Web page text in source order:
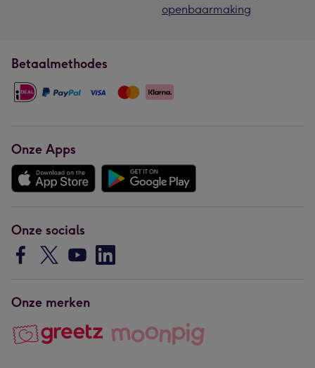
openbaarmaking
Betaalmethodes
Onze Apps
Onze socials
Onze merken